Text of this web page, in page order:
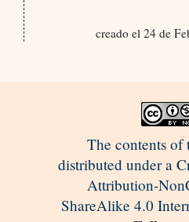
creado el 24 de
The contents of
distributed under a
Attribution-
ShareAlike 4.0